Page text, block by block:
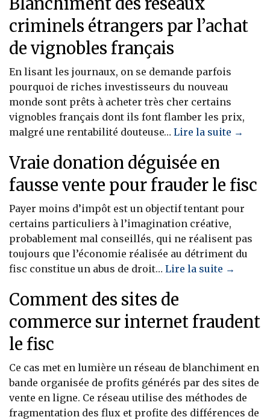
criminels étrangers par l’achat
de vignobles français
En lisant les journaux, on se demande parfois
pourquoi de riches investisseurs du nouveau
monde sont prêts à acheter très cher certains
vignobles français dont ils font flamber les prix,
malgré une rentabilité douteuse… Lire la suite →
Vraie donation déguisée en
fausse vente pour frauder le fisc
Payer moins d’impôt est un objectif tentant pour
certains particuliers à l’imagination créative,
probablement mal conseillés, qui ne réalisent pas
toujours que l’économie réalisée au détriment du
fisc constitue un abus de droit… Lire la suite →
Comment des sites de
commerce sur internet fraudent
le fisc
Ce cas met en lumière un réseau de blanchiment en
bande organisée de profits générés par des sites de
vente en ligne. Ce réseau utilise des méthodes de
fragmentation des flux et profite des différences de